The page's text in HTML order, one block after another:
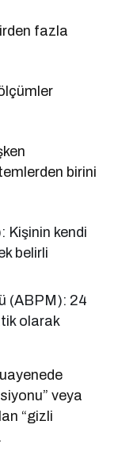
fazla
birini
Kişinin kendi
belirli
(ABPM): 24
olarak
veya
“gizli